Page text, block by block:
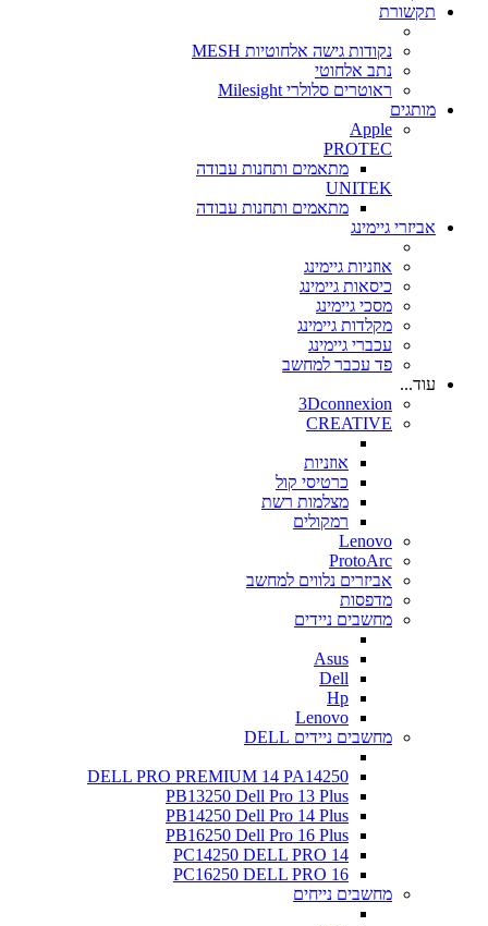
תקשורת
נקודות גישה אלחוטיות MESH
נתב אלחוטי
ראוטרים סלולרי Milesight
מותגים
Apple
PROTEC
מתאמים ותחנות עבודה
UNITEK
מתאמים ותחנות עבודה
אביזרי גיימינג
אוזניות גיימינג
כיסאות גיימינג
מסכי גיימינג
מקלדות גיימינג
עכברי גיימינג
פד עכבר למחשב
עוד...
3Dconnexion
CREATIVE
אוזניות
כרטיסי קול
מצלמות רשת
רמקולים
Lenovo
ProtoArc
אביזרים נלווים למחשב
מדפסות
מחשבים ניידים
Asus
Dell
Hp
Lenovo
מחשבים ניידים DELL
DELL PRO PREMIUM 14 PA14250
PB13250 Dell Pro 13 Plus
PB14250 Dell Pro 14 Plus
PB16250 Dell Pro 16 Plus
PC14250 DELL PRO 14
PC16250 DELL PRO 16
מחשבים נייחים